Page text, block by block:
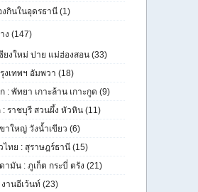
กินในอุดรธานี (1)
ง (147)
ยงใหม่ ปาย แม่ฮ่องสอน (33)
งเทพฯ อัมพวา (18)
: พัทยา เกาะล้าน เกาะกูด (9)
ราชบุรี สวนผึ้ง หัวหิน (11)
าใหญ่ วังน้ำเขียว (6)
ทย : สุราษฎร์ธานี (15)
มัน : ภูเก็ต กระบี่ ตรัง (21)
านอีเว้นท์ (23)